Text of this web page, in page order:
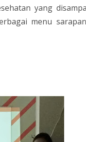
yang
menu